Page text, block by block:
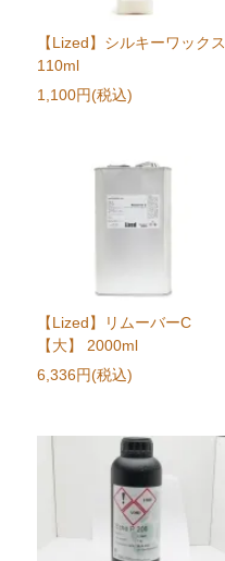
【Lized】シルキーワックス
110ml
1,100円(税込)
【Lized】リムーバーC
【大】 2000ml
6,336円(税込)